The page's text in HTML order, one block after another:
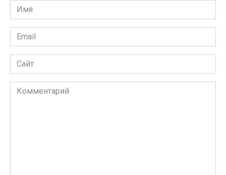
Имя
Email
Сайт
Комментарий